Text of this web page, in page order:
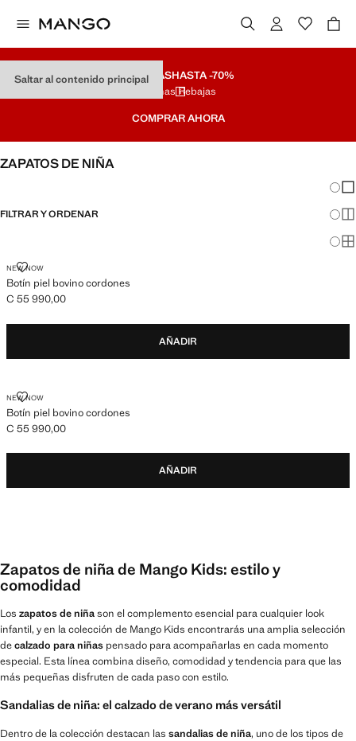
Saltar al contenido principal
REBAJASHASTA -70%
Últimas Rebajas
COMPRAR AHORA
ZAPATOS DE NIÑA
FILTRAR Y ORDENAR
NEW NOW
Botín piel bovino cordones
BOTÍN PIEL BOVINO CORDONES
Precio actual [C 55 990,00 ]
C 55 990,00
AÑADIR
NEW NOW
Botín piel bovino cordones
BOTÍN PIEL BOVINO CORDONES
Precio actual [C 55 990,00 ]
C 55 990,00
AÑADIR
Zapatos de niña de Mango Kids: estilo y
comodidad
Los zapatos de niñason el complemento esencial para cualquier look
infantil, y en la colección de Mango Kids encontrarás una amplia selección
decalzado para niñas pensado para acompañarlas en cada momento
especial. Esta línea combina diseño, comodidad y tendencia para que las
más pequeñas disfruten de cada paso con estilo.
Sandalias de niña: el calzado de verano más versátil
Dentro de la colección destacan las sandalias de niña, uno de los tipos de